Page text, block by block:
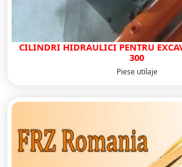
CILINDRI HIDRAULICI PENTRU
300
Piese utilaje